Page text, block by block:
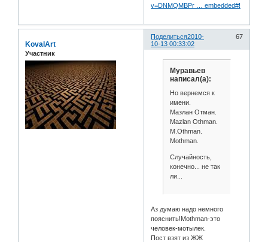
v=DNMQMBPr … embedded#!
Поделиться 67
2010-
10-13 00:33:02
KovalArt
Участник
Муравьев
написал(а):
Но вернемся к
имени.
Мазлан Отман.
Mazlan Othman.
M.Othman.
Mothman.
Случайность,
конечно... не так
ли...
Аз думаю надо немного
пояснить!Mothman-это
человек-мотылек.
Пост взят из ЖЖ